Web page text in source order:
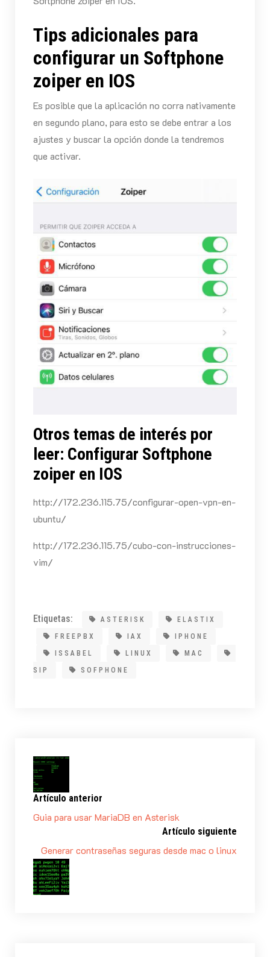
Tips adicionales para
configurar un Softphone
zoiper en IOS
Es posible que la aplicación no corra nativamente
en segundo plano, para esto se debe entrar a los
ajustes y buscar la opción donde la tendremos
que activar.
Otros temas de interés por
leer: Configurar Softphone
zoiper en IOS
http://172.236.115.75/configurar-open-vpn-en-
ubuntu/
http://172.236.115.75/cubo-con-instrucciones-
vim/
Etiquetas: ASTERISK
ELASTIX
FREEPBX
IAX
IPHONE
ISSABEL
LINUX
MAC
SIP
SOFPHONE
Artículo anterior
Guia para usar MariaDB en Asterisk
Artículo siguiente
Generar contraseñas seguras desde mac o linux